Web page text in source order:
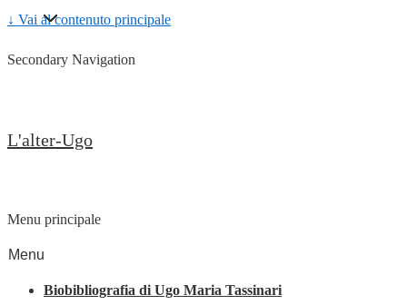
↓ Vai al contenuto principale
Secondary Navigation
L'alter-Ugo
Menu principale
Menu
Biobibliografia di Ugo Maria Tassinari